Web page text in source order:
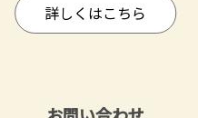
詳しくはこちら